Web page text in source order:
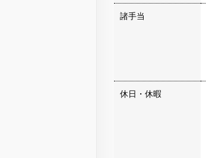
諸手当
休日・休暇